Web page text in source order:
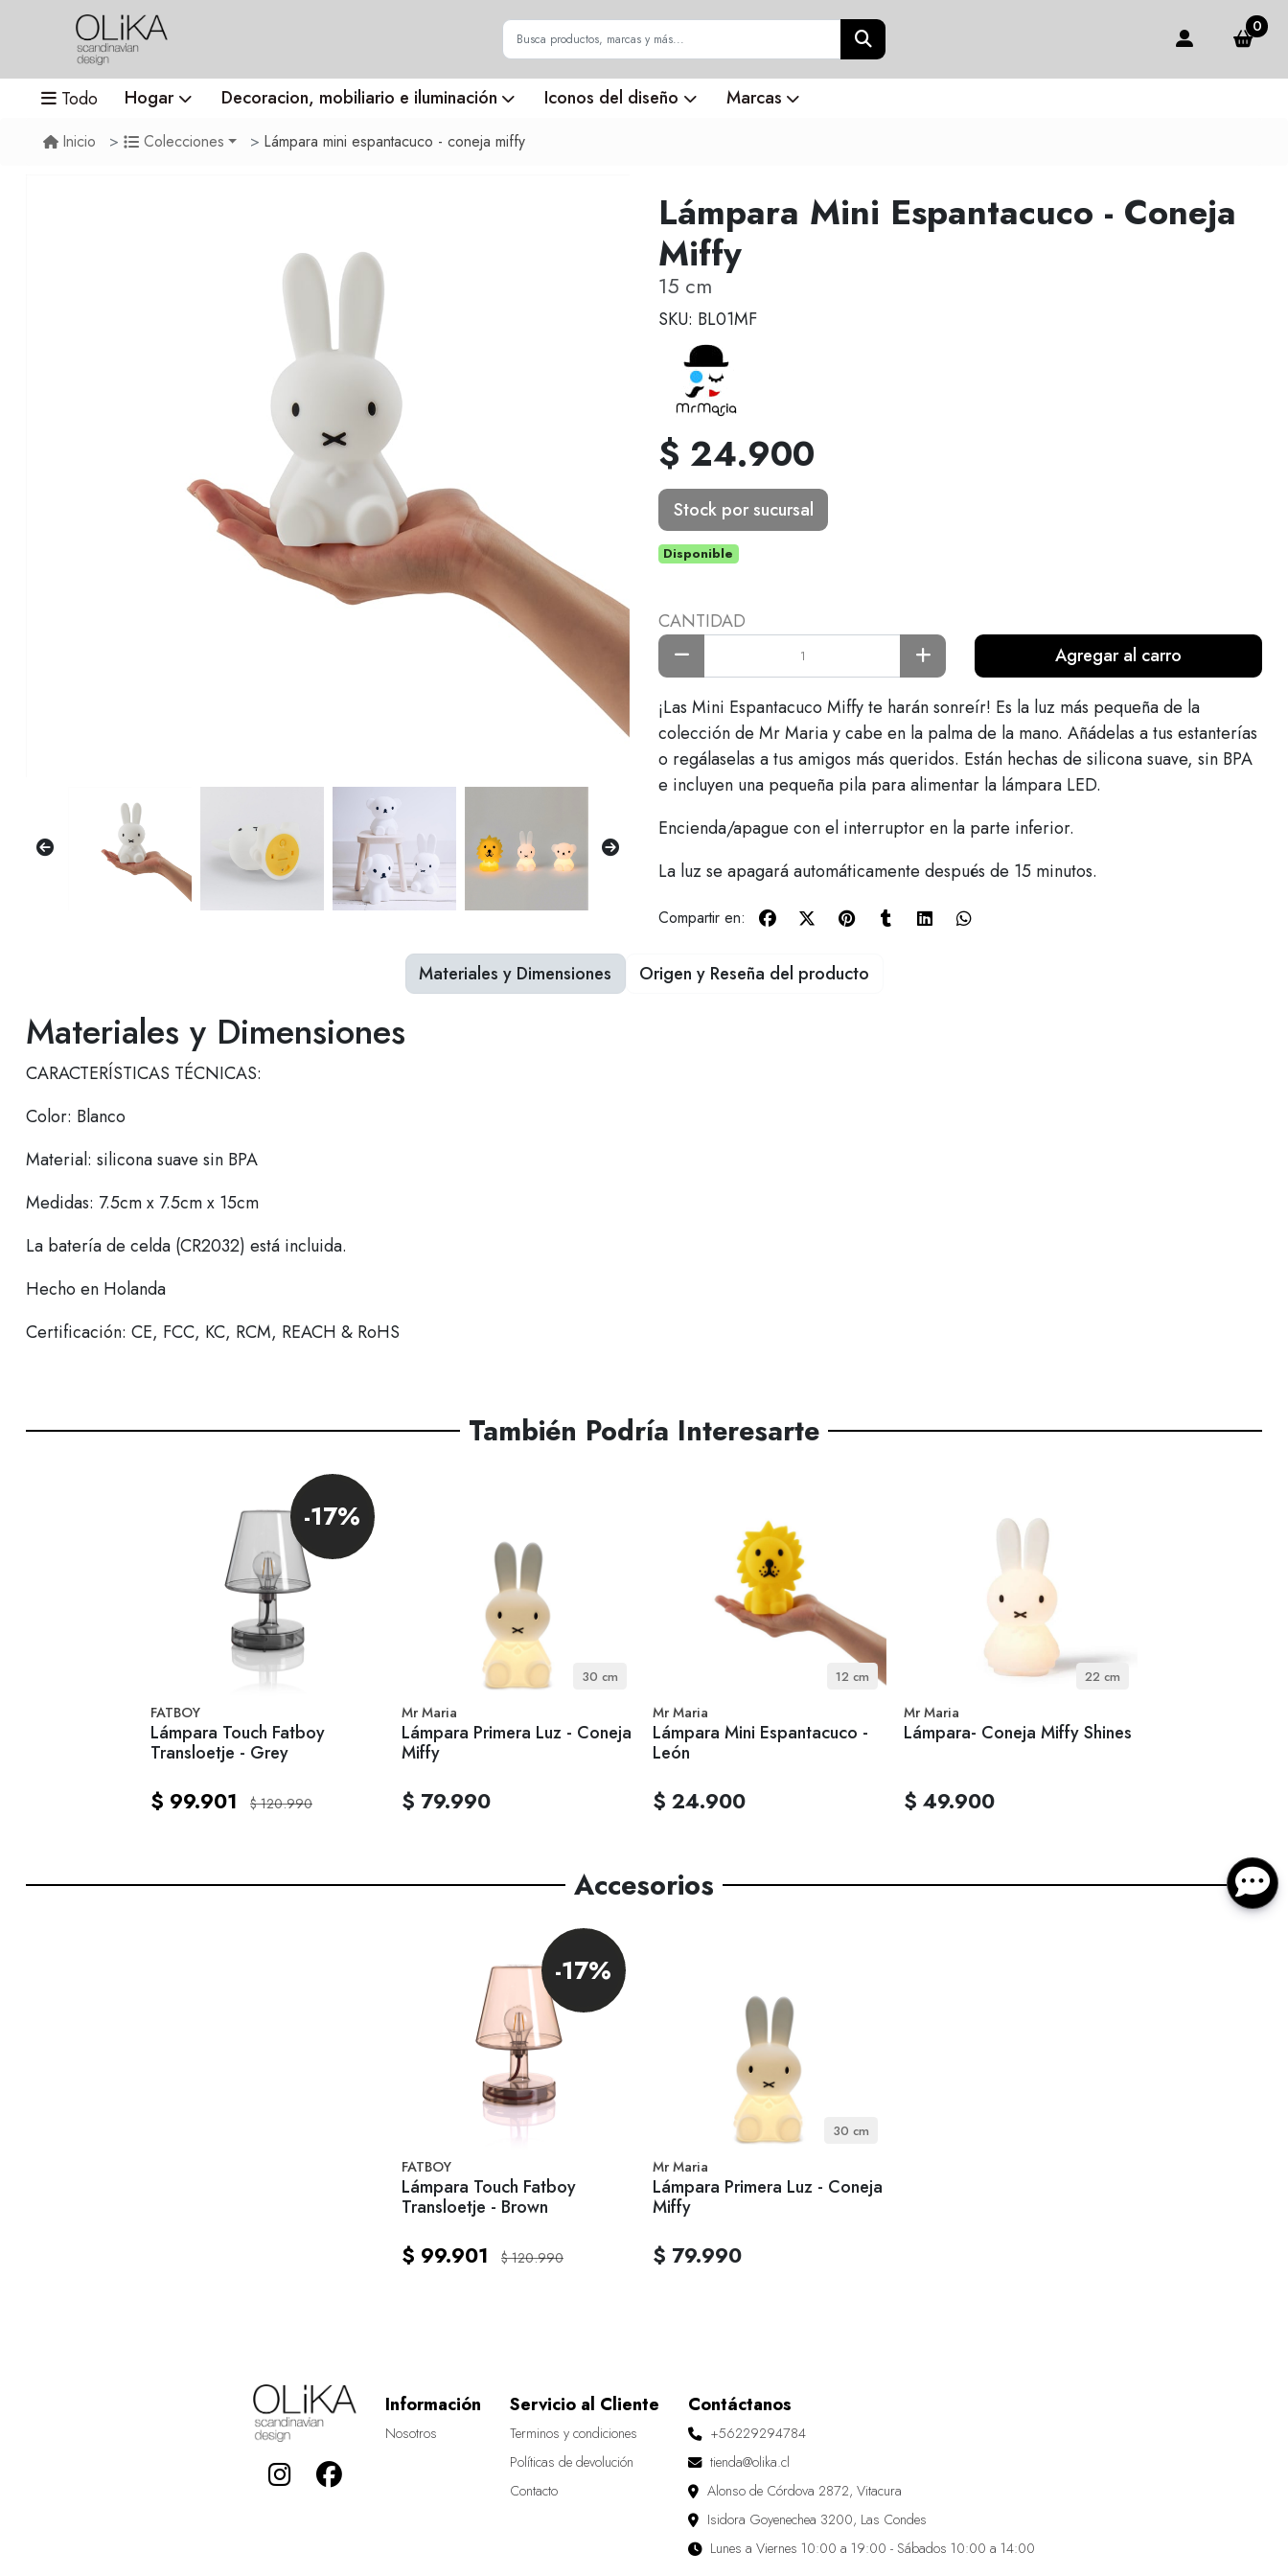
0
Todo Hogar Decoracion, mobiliario e iluminación Iconos del diseño Marcas
Inicio Colecciones Lámpara mini espantacuco - coneja miffy
Lámpara Mini Espantacuco - Coneja
Miffy
15 cm
SKU: BL01MF
$ 24.900
Stock por sucursal
Disponible
CANTIDAD
Agregar al carro
¡Las Mini Espantacuco Miffy te harán sonreír! Es la luz más pequeña de la
colección de Mr Maria y cabe en la palma de la mano. Añádelas a tus estanterías
o regálaselas a tus amigos más queridos. Están hechas de silicona suave, sin BPA
e incluyen una pequeña pila para alimentar la lámpara LED.
Encienda/apague con el interruptor en la parte inferior.
La luz se apagará automáticamente después de 15 minutos.
Compartir en:
Materiales y Dimensiones
CARACTERÍSTICAS TÉCNICAS:
Color: Blanco
Material: silicona suave sin BPA
Medidas: 7.5cm x 7.5cm x 15cm
La batería de celda (CR2032) está incluida.
Hecho en Holanda
Certificación: CE, FCC, KC, RCM, REACH & RoHS
Materiales y Dimensiones Origen y Reseña del producto
También Podría Interesarte
-17%
FATBOY
Lámpara Touch Fatboy
Transloetje - Grey
$ 99.901 $ 120.990
30 cm
Mr Maria
Lámpara Primera Luz - Coneja
Miffy
$ 79.990
12 cm
Mr Maria
Lámpara Mini Espantacuco -
León
$ 24.900
22 cm
Mr Maria
Lámpara- Coneja Miffy Shines
$ 49.900
Accesorios
-17%
FATBOY
Lámpara Touch Fatboy
Transloetje - Brown
$ 99.901 $ 120.990
30 cm
Mr Maria
Lámpara Primera Luz - Coneja
Miffy
$ 79.990
Información
Nosotros
Servicio al Cliente
Terminos y condiciones
Políticas de devolución
Contacto
Contáctanos
+56229294784
tienda@olika.cl
Alonso de Córdova 2872, Vitacura
Isidora Goyenechea 3200, Las Condes
Lunes a Viernes 10:00 a 19:00 - Sábados 10:00 a 14:00